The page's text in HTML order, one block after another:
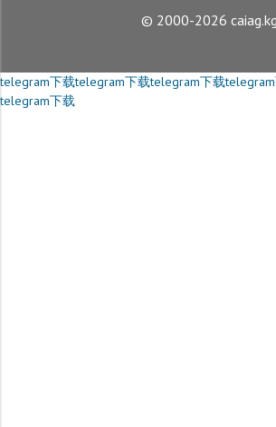
© 2000-2026 caiag.kg
telegram下载telegram下载telegram下载
telegram下载